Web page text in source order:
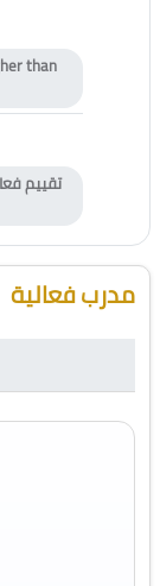
than
تقييم
مدرب فعالية